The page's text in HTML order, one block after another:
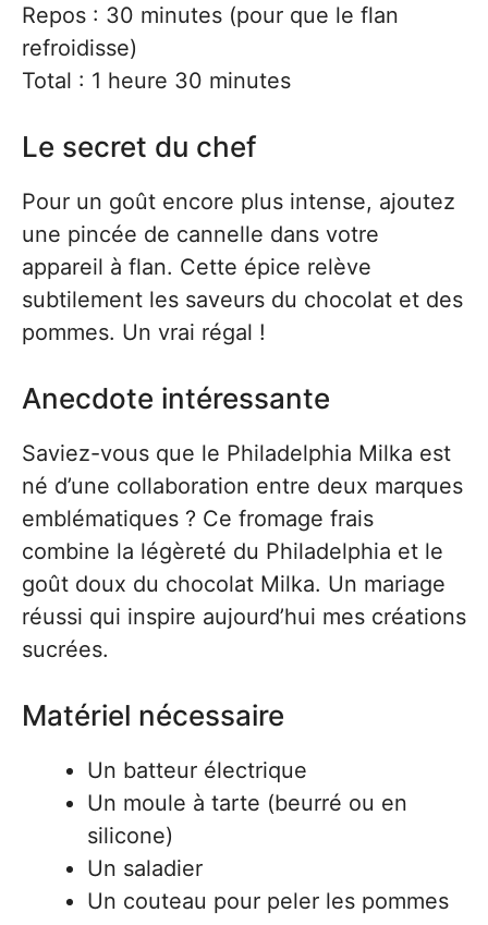
Repos : 30 minutes (pour que le flan
refroidisse)
Total : 1 heure 30 minutes
Le secret du chef
Pour un goût encore plus intense, ajoutez
une pincée de cannelle dans votre
appareil à flan. Cette épice relève
subtilement les saveurs du chocolat et des
pommes. Un vrai régal !
Anecdote intéressante
Saviez-vous que le Philadelphia Milka est
né d’une collaboration entre deux marques
emblématiques ? Ce fromage frais
combine la légèreté du Philadelphia et le
goût doux du chocolat Milka. Un mariage
réussi qui inspire aujourd’hui mes créations
sucrées.
Matériel nécessaire
Un batteur électrique
Un moule à tarte (beurré ou en
silicone)
Un saladier
Un couteau pour peler les pommes